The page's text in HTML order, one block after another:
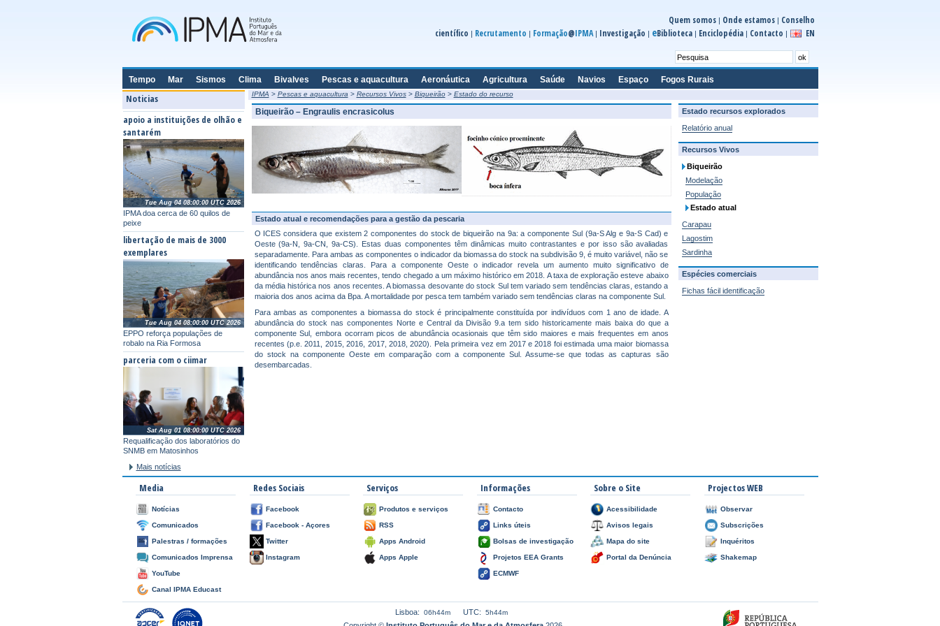
Quem somos| Onde estamos| Conselho
científico | Recrutamento | Formação@IPMA| Investigação | eBiblioteca| Enciclopédia| Contacto | EN
Tempo Mar Sismos Clima Bivalves Pescas e aquacultura Aeronáutica Agricultura Saúde Navios Espaço Fogos Rurais
Noticias
apoio a instituições de olhão e
santarém
IPMA doa cerca de 60 quilos de
peixe
Tue Aug 04 08:00:00 UTC 2026
libertação de mais de 3000
exemplares
EPPO reforça populações de
robalo na Ria Formosa
Tue Aug 04 08:00:00 UTC 2026
parceria com o ciimar
Requalificação dos laboratórios do
SNMB em Matosinhos
Sat Aug 01 08:00:00 UTC 2026
Mais notícias
IPMA > Pescas e aquacultura > Recursos Vivos > Biqueirão > Estado do recurso
Estado recursos explorados
Relatório anual
Recursos Vivos
Biqueirão
Modelação
População
Estado atual
Carapau
Lagostim
Sardinha
Espécies comerciais
Fichas fácil identificação
Biqueirão – Engraulis encrasicolus
Estado atual e recomendações para a gestão da pescaria
O ICES considera que existem 2 componentes do stock de biqueirão na 9a: a componente Sul (9a-S Alg e 9a-S Cad) e
Oeste (9a-N, 9a-CN, 9a-CS). Estas duas componentes têm dinâmicas muito contrastantes e por isso são avaliadas
separadamente. Para ambas as componentes o indicador da biomassa do stock na subdivisão 9, é muito variável, não se
identificando tendências claras. Para a componente Oeste o indicador revela um aumento muito significativo de
abundância nos anos mais recentes, tendo chegado a um máximo histórico em 2018. A taxa de exploração esteve abaixo
da média histórica nos anos recentes. A biomassa desovante do stock Sul tem variado sem tendências claras, estando a
maioria dos anos acima da Bpa. A mortalidade por pesca tem também variado sem tendências claras na componente Sul.
Para ambas as componentes a biomassa do stock é principalmente constituída por indivíduos com 1 ano de idade. A
abundância do stock nas componentes Norte e Central da Divisão 9.a tem sido historicamente mais baixa do que a
componente Sul, embora ocorram picos de abundância ocasionais que têm sido maiores e mais frequentes em anos
recentes (p.e. 2011, 2015, 2016, 2017, 2018, 2020). Pela primeira vez em 2017 e 2018 foi estimada uma maior biomassa
do stock na componente Oeste em comparação com a componente Sul. Assume-se que todas as capturas são
desembarcadas.
Media
Notícias
Comunicados
Palestras / formações
Comunicados Imprensa
YouTube
Canal IPMA Educast
Redes Sociais
Facebook
Facebook - Açores
Twitter
Instagram
Serviços
Produtos e serviços
RSS
Apps Android
Apps Apple
Informações
Contacto
Links úteis
Bolsas de investigação
Projetos EEA Grants
ECMWF
Sobre o Site
Acessibilidade
Avisos legais
Mapa do site
Portal da Denúncia
Projectos WEB
Observar
Subscrições
Inquéritos
Shakemap
Lisboa: 06h44m UTC: 5h44m